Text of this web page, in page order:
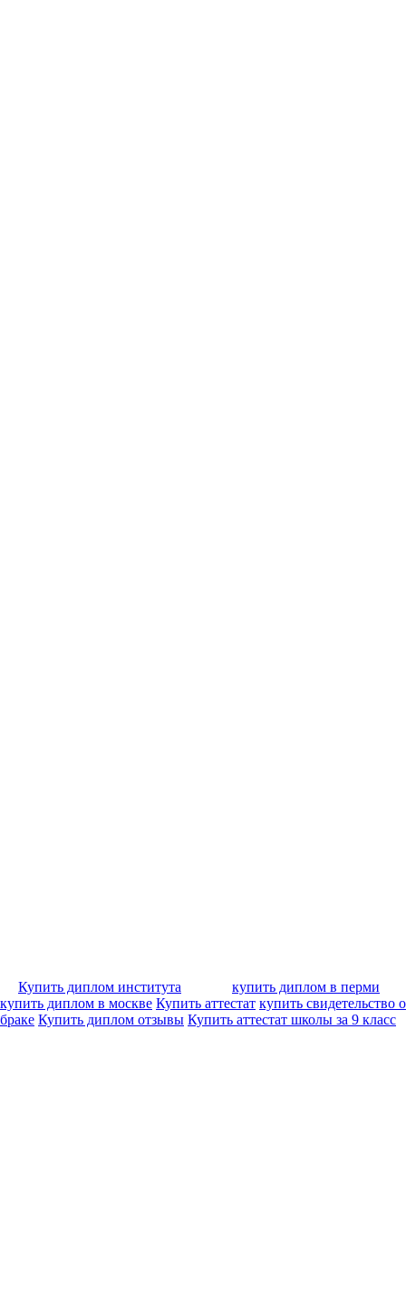
Купить диплом института
купить диплом в перми
купить диплом в москве Купить аттестат купить свидетельство о
браке Купить диплом отзывы Купить аттестат школы за 9 класс